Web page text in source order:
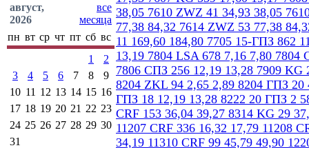
август,
2026
все
месяца
пн вт ср чт пт сб вс
1
2
3
4 5 6 7 8
9
10 11 12 13 14 15 16
17 18 19 20 21 22 23
24 25 26 27 28 29 30
31